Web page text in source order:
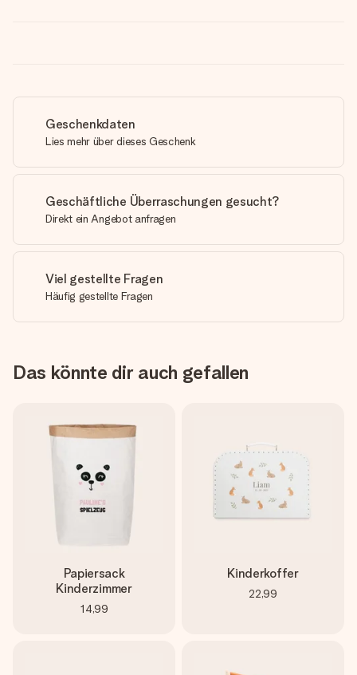
Geschenkdaten
Lies mehr über dieses Geschenk
Geschäftliche Überraschungen gesucht?
Direkt ein Angebot anfragen
Viel gestellte Fragen
Häufig gestellte Fragen
Das könnte dir auch gefallen
Papiersack
Kinderzimmer
14,99
Kinderkoffer
22,99